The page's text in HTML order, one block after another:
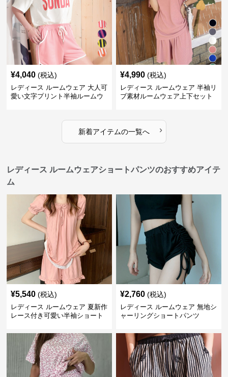
¥4,040 (税込)
レディース ルームウェア 大人可
愛い文字プリント半袖ルームウ
¥4,990 (税込)
レディース ルームウェア 半袖リ
ブ素材ルームウェア上下セット
新着アイテムの一覧へ ›
レディース ルームウェアショートパンツのおすすめアイテ
ム
¥5,540 (税込)
レディース ルームウェア 夏新作
レース付き可愛い半袖ショート
¥2,760 (税込)
レディース ルームウェア 無地シ
ャーリングショートパンツ